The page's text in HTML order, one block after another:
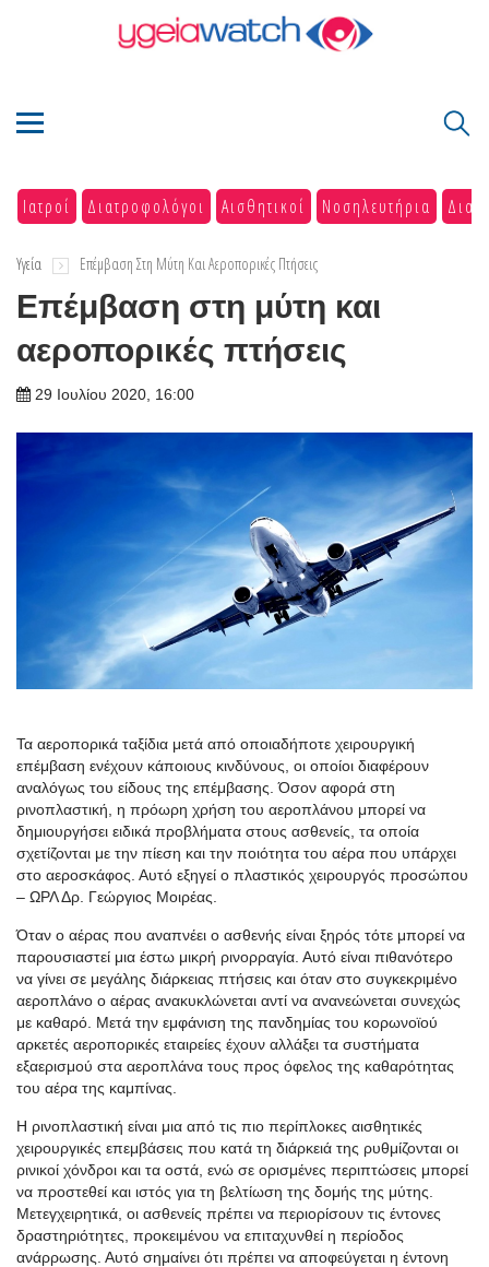
Ιατροί Διατροφολόγοι Αισθητικοί Νοσηλευτήρια
Υγεία Επέμβαση Στη Μύτη Και Αεροπορικές Πτήσεις
Επέμβαση στη μύτη και
αεροπορικές πτήσεις
29 Ιουλίου 2020, 16:00
Τα αεροπορικά ταξίδια μετά από οποιαδήποτε χειρουργική
επέμβαση ενέχουν κάποιους κινδύνους, οι οποίοι διαφέρουν
αναλόγως του είδους της επέμβασης. Όσον αφορά στη
ρινοπλαστική, η πρόωρη χρήση του αεροπλάνου μπορεί να
δημιουργήσει ειδικά προβλήματα στους ασθενείς, τα οποία
σχετίζονται με την πίεση και την ποιότητα του αέρα που υπάρχει
στο αεροσκάφος. Αυτό εξηγεί ο πλαστικός χειρουργός προσώπου
– ΩΡΛ Δρ. Γεώργιος Μοιρέας.
Όταν ο αέρας που αναπνέει ο ασθενής είναι ξηρός τότε μπορεί να
παρουσιαστεί μια έστω μικρή ρινορραγία. Αυτό είναι πιθανότερο
να γίνει σε μεγάλης διάρκειας πτήσεις και όταν στο συγκεκριμένο
αεροπλάνο ο αέρας ανακυκλώνεται αντί να ανανεώνεται συνεχώς
με καθαρό. Μετά την εμφάνιση της πανδημίας του κορωνοϊού
αρκετές αεροπορικές εταιρείες έχουν αλλάξει τα συστήματα
εξαερισμού στα αεροπλάνα τους προς όφελος της καθαρότητας
του αέρα της καμπίνας.
Η ρινοπλαστική είναι μια από τις πιο περίπλοκες αισθητικές
χειρουργικές επεμβάσεις που κατά τη διάρκειά της ρυθμίζονται οι
ρινικοί χόνδροι και τα οστά, ενώ σε ορισμένες περιπτώσεις μπορεί
να προστεθεί και ιστός για τη βελτίωση της δομής της μύτης.
Μετεγχειρητικά, οι ασθενείς πρέπει να περιορίσουν τις έντονες
δραστηριότητες, προκειμένου να επιταχυνθεί η περίοδος
ανάρρωσης. Αυτό σημαίνει ότι πρέπει να αποφεύγεται η έντονη